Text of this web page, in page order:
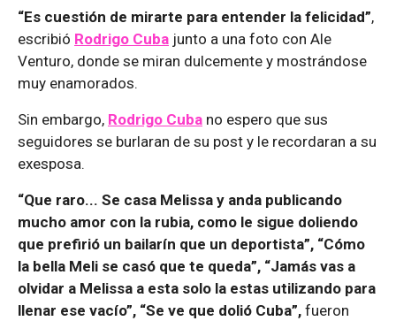
“Es cuestión de mirarte para entender la felicidad”,
escribió Rodrigo Cuba junto a una foto con Ale
Venturo, donde se miran dulcemente y mostrándose
muy enamorados.
Sin embargo, Rodrigo Cuba no espero que sus
seguidores se burlaran de su post y le recordaran a su
exesposa.
“Que raro... Se casa Melissa y anda publicando
mucho amor con la rubia, como le sigue doliendo
que prefirió un bailarín que un deportista”, “Cómo
la bella Meli se casó que te queda”, “Jamás vas a
olvidar a Melissa a esta solo la estas utilizando para
llenar ese vacío”, “Se ve que dolió Cuba”, fueron